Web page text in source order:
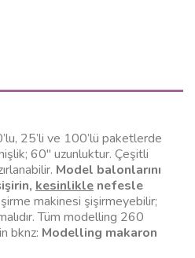
25’li ve 100’lü paketlerde
60″ uzunluktur. Çeşitli
Model balonlarını
kesinlikle nefesle
makinesi şişirmeyebilir;
Tüm modelling 260
bknz: Modelling makaron